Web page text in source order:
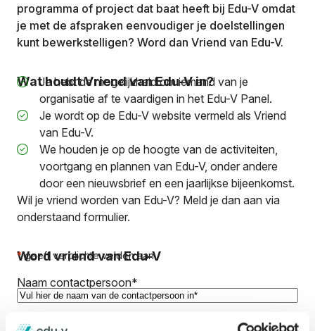
programma of project dat baat heeft bij Edu-V omdat
je met de afspraken eenvoudiger je doelstellingen
kunt bewerkstelligen? Word dan Vriend van Edu-V.
Wat houdt Vriend van Edu-V in?
Je hebt de mogelijkheid om iemand van je
organisatie af te vaardigen in het Edu-V Panel.
Je wordt op de Edu-V website vermeld als Vriend
van Edu-V.
We houden je op de hoogte van de activiteiten,
voortgang en plannen van Edu-V, onder andere
door een nieuwsbrief en een jaarlijkse bijeenkomst.
Wil je vriend worden van Edu-V? Meld je dan aan via
onderstaand formulier.
Word vriend van Edu-V
*geeft verplichte velden aan
Naam contactpersoon*